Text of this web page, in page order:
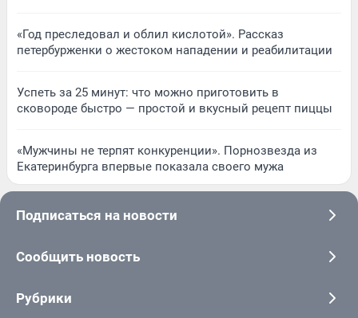
«Год преследовал и облил кислотой». Рассказ
петербурженки о жестоком нападении и реабилитации
Успеть за 25 минут: что можно приготовить в
сковороде быстро — простой и вкусный рецепт пиццы
«Мужчины не терпят конкуренции». Порнозвезда из
Екатеринбурга впервые показала своего мужа
Подписаться на новости
Сообщить новость
Рубрики